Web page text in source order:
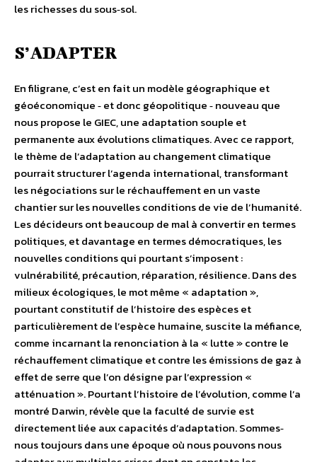
les richesses du sous‐sol.
S’ADAPTER
En filigrane, c’est en fait un modèle géographique et
géoéconomique ‐ et donc géopolitique ‐ nouveau que
nous propose le GIEC, une adaptation souple et
permanente aux évolutions climatiques. Avec ce rapport,
le thème de l’adaptation au changement climatique
pourrait structurer l’agenda international, transformant
les négociations sur le réchauffement en un vaste
chantier sur les nouvelles conditions de vie de l’humanité.
Les décideurs ont beaucoup de mal à convertir en termes
politiques, et davantage en termes démocratiques, les
nouvelles conditions qui pourtant s’imposent :
vulnérabilité, précaution, réparation, résilience. Dans des
milieux écologiques, le mot même « adaptation »,
pourtant constitutif de l’histoire des espèces et
particulièrement de l’espèce humaine, suscite la méfiance,
comme incarnant la renonciation à la « lutte » contre le
réchauffement climatique et contre les émissions de gaz à
effet de serre que l’on désigne par l’expression «
atténuation ». Pourtant l’histoire de l’évolution, comme l’a
montré Darwin, révèle que la faculté de survie est
directement liée aux capacités d’adaptation. Sommes‐
nous toujours dans une époque où nous pouvons nous